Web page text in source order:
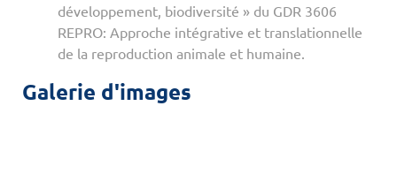
développement, biodiversité » du GDR 3606
REPRO: Approche intégrative et translationnelle
de la reproduction animale et humaine.
Galerie d'images